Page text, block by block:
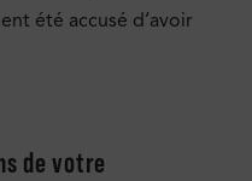
été accusé d’avoir
de votre